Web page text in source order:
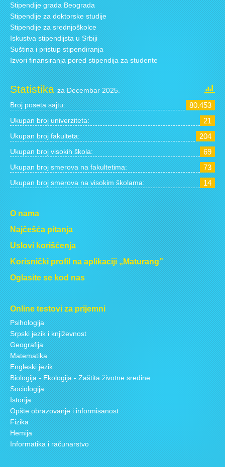
Stipendije grada Beograda
Stipendije za doktorske studije
Stipendije za srednjoškolce
Iskustva stipendijsta u Srbiji
Suština i pristup stipendiranja
Izvori finansiranja pored stipendija za studente
Statistikaza Decembar 2025.
Broj poseta sajtu: 80.453
Ukupan broj univerziteta: 21
Ukupan broj fakulteta: 204
Ukupan broj visokih škola: 69
Ukupan broj smerova na fakultetima: 73
Ukupan broj smerova na visokim školama: 14
O nama
Najčešća pitanja
Uslovi korišćenja
Korisnički profil na aplikaciji „Maturang”
Oglasite se kod nas
Online testovi za prijemni
Psihologija
Srpski jezik i književnost
Geografija
Matematika
Engleski jezik
Biologija - Ekologija - Zaštita životne sredine
Sociologija
Istorija
Opšte obrazovanje i informisanost
Fizika
Hemija
Informatika i računarstvo